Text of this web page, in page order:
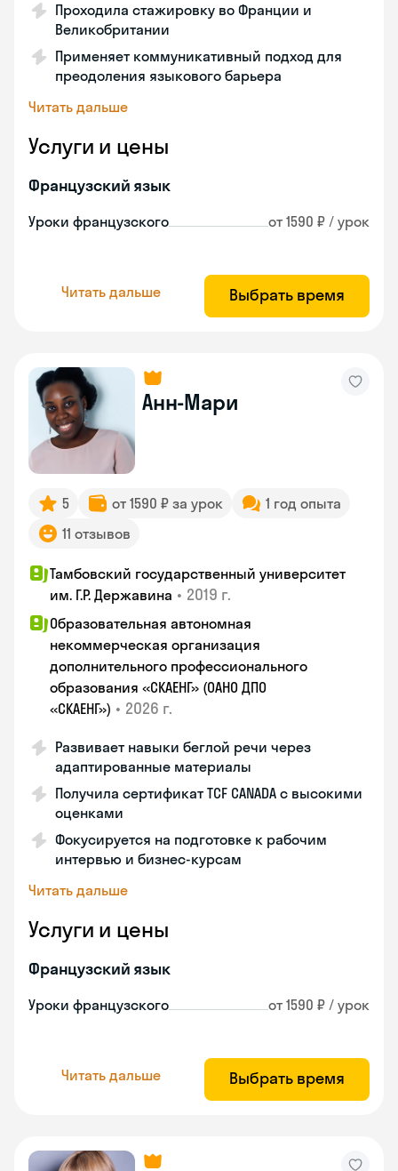
Проходила стажировку во Франции и
Великобритании
Применяет коммуникативный подход для
преодоления языкового барьера
Читать дальше
Услуги и цены
Французский язык
Уроки французского от 1590 ₽ / урок
Читать дальше Выбрать время
Анн-Мари
5 от 1590 ₽ за урок
1 год опыта
11 отзывов
Тамбовский государственный университет
им. Г.Р. Державина • 2019 г.
Образовательная автономная
некоммерческая организация
дополнительного профессионального
образования «СКАЕНГ» (ОАНО ДПО
«СКАЕНГ») • 2026 г.
Развивает навыки беглой речи через
адаптированные материалы
Получила сертификат TCF CANADA с высокими
оценками
Фокусируется на подготовке к рабочим
интервью и бизнес-курсам
Читать дальше
Услуги и цены
Французский язык
Уроки французского от 1590 ₽ / урок
Читать дальше Выбрать время